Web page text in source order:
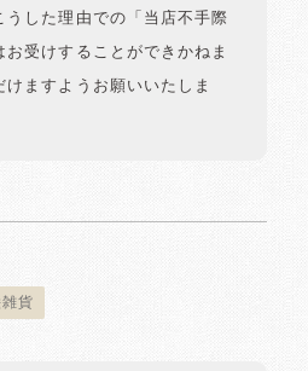
うした理由での「当店不手際
お受けすることができかねま
ますようお願いいたしま
貨